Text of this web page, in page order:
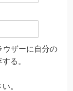
ウザーに自分の
る。
。